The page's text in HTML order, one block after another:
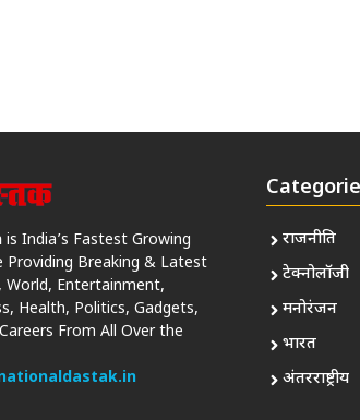
is India’s Fastest Growing
Providing Breaking & Latest
Entertainment,
Health, Politics, Gadgets,
From All Over the
राजनीति
टेक्नोलॉजी
मनोरंजन
भारत
अंतरराष्ट्रीय